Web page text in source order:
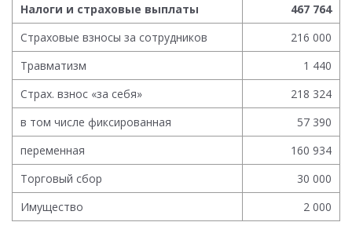
Налоги и страховые выплаты
467 764
Страховые взносы за сотрудников
216 000
Травматизм
1 440
Страх. взнос «за себя»
218 324
в том числе фиксированная
57 390
переменная
160 934
Торговый сбор
30 000
Имущество
2 000